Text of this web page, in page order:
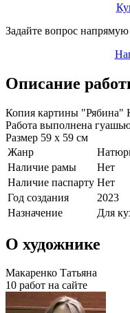
Задайте вопрос
Описание
Копия картины "Рябина"
Работа выполнена
Размер 59 х 59 см
Жанр
Наличие рамы
Нет
Наличие паспарту Нет
Год создания
2023
Назначение
Для
О художнике
Макаренко Татьяна
10 работ на сайте